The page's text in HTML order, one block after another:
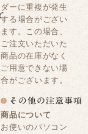
ダーに重複が発生
する場合がござい
ます。この場合、
ご注文いただいた
商品の在庫がなく
ご用意できない場
合がございます。
商品について
お使いのパソコン